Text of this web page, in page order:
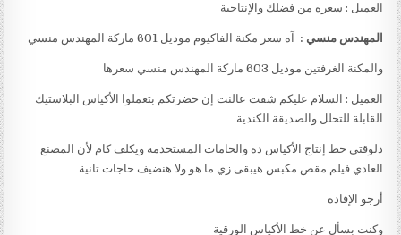
العميل : سعره من فضلك والإنتاجية
المهندس منسي : آه سعر مكنة الفاكيوم موديل 601 ماركة المهندس منسي
والمكنة الغرفتين موديل 603 ماركة المهندس منسي سعرها
العميل : السلام عليكم شفت عالنت إن حضرتكم بتعملوا الأكياس البلاستيك
القابلة للتحلل والصديقة الكندية
دلوقتي خط إنتاج الأكياس ده والخامات المستخدمة ويكلف كام لأن المصنع
العادي فيلم مقص مكبس هيبقى زي ما هو ولا هنضيف حاجات تانية
أرجو الإفادة
وكنت بسأل عن خط الأكياس الورقية